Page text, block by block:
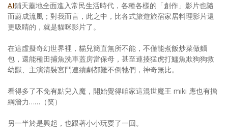
AI鋪天蓋地全面進入常民生活時代，各種各樣的「創作」影片也隨
而蔚成流風；對我而言，此之中，比各式旅遊旅宿家居料理影片還
更吸睛的，就是貓咪影片了。
在這虛擬奇幻世界裡，貓兒簡直無所不能，不僅能煮飯炒菜做麵
包，還能種田捕魚洗車蓋房當保母，甚至連揍猛虎打鱷魚欺狗狗救
幼獸、主演清裝宮鬥連續劇都難不倒牠們，神奇無比。
看得多了不免有點兒入魔，開始覺得咱家這混世魔王 miki 應也有擔
綱潛力……（笑）
另一半於是興起，也跟著小小玩耍了一回。